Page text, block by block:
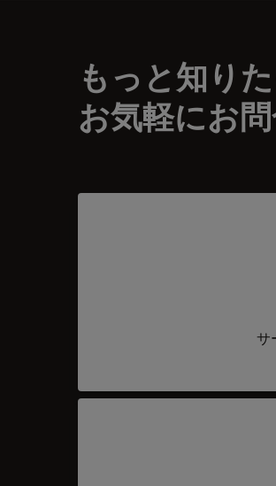
もっと知り
お気軽にお
サ